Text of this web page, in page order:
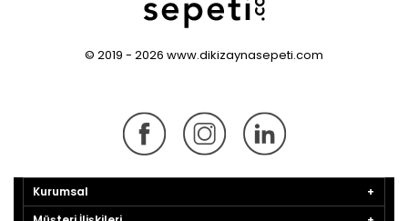
© 2019 - 2026 www.dikizaynasepeti.com
Kurumsal